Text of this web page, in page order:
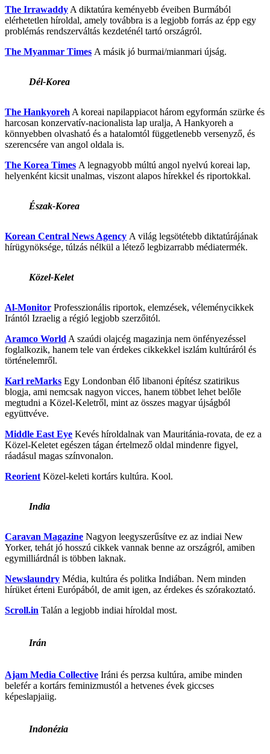
The IrrawaddyA diktatúra keményebb éveiben Burmából
elérhetetlen híroldal, amely továbbra is a legjobb forrás az épp egy
problémás rendszerváltás kezdeténél tartó országról.
The Myanmar Times A másik jó burmai/mianmari újság.
Dél-Korea
The HankyorehA koreai napilappiacot három egyformán szürke és
harcosan konzervatív-nacionalista lap uralja, A Hankyoreh a
könnyebben olvasható és a hatalomtól függetlenebb versenyző, és
szerencsére van angol oldala is.
The Korea Times A legnagyobb múltú angol nyelvú koreai lap,
helyenként kicsit unalmas, viszont alapos hírekkel és riportokkal.
Észak-Korea
Korean Central News Agency A világ legsötétebb diktatúrájának
hírügynöksége, túlzás nélkül a létező legbizarrabb médiatermék.
Közel-Kelet
Al-Monitor Professzionális riportok, elemzések, véleménycikkek
Irántól Izraelig a régió legjobb szerzőitól.
Aramco WorldA szaúdi olajcég magazinja nem önfényezéssel
foglalkozik, hanem tele van érdekes cikkekkel iszlám kultúráról és
történelemről.
Karl reMarks Egy Londonban élő libanoni építész szatirikus
blogja, ami nemcsak nagyon vicces, hanem többet lehet belőle
megtudni a Közel-Keletről, mint az összes magyar újságból
együttvéve.
Middle East Eye Kevés híroldalnak van Mauritánia-rovata, de ez a
Közel-Keletet egészen tágan értelmező oldal mindenre figyel,
ráadásul magas színvonalon.
ReorientKözel-keleti kortárs kultúra. Kool.
India
Caravan Magazine Nagyon leegyszerűsítve ez az indiai New
Yorker, tehát jó hosszú cikkek vannak benne az országról, amiben
egymilliárdnál is többen laknak.
Newslaundry Média, kultúra és politka Indiában. Nem minden
hírüket érteni Európából, de amit igen, az érdekes és szórakoztató.
Scroll.in Talán a legjobb indiai híroldal most.
Irán
Ajam Media Collective Iráni és perzsa kultúra, amibe minden
belefér a kortárs feminizmustól a hetvenes évek giccses
képeslapjaiig.
Indonézia